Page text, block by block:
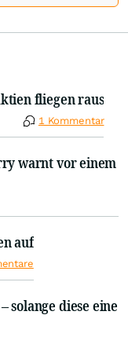
fliegen raus
1 Kommentar
warnt vor einem
auf
solange diese eine